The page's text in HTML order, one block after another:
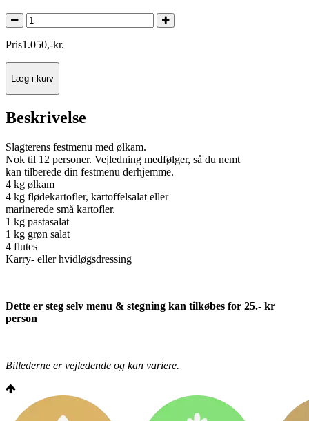
Pris1.050,-kr.
Læg i kurv
Beskrivelse
Slagterens festmenu med ølkam.
Nok til 12 personer. Vejledning medfølger, så du nemt
kan tilberede din festmenu derhjemme.
4 kg ølkam
4 kg flødekartofler, kartoffelsalat eller
marinerede små kartofler.
1 kg pastasalat
1 kg grøn salat
4 flutes
Karry- eller hvidløgsdressing
Dette er steg selv menu & stegning kan tilkøbes for 25.- kr
person
Billederne er vejledende og kan variere.